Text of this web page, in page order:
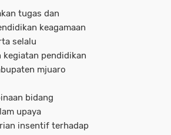
tugas dan
keagamaan
selalu
pendidikan
mjuaro
bidang
upaya
insentif terhadap